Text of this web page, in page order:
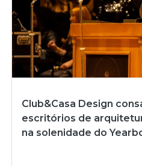
Club&Casa Design
escritórios de
na solenidade do